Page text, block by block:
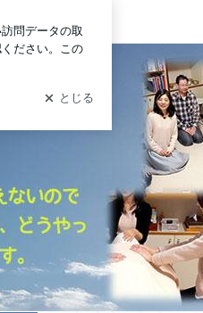
ログイン